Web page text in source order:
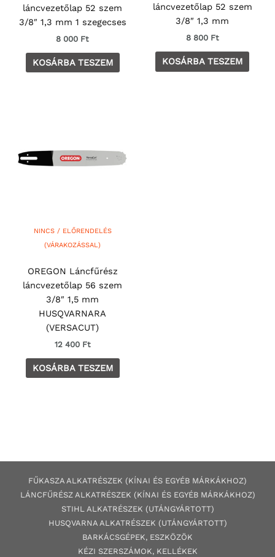
láncvezetőlap 52 szem
3/8″ 1,3 mm 1 szegecses
8 000 Ft
KOSÁRBA TESZEM
láncvezetőlap 52 szem
3/8″ 1,3 mm
8 800 Ft
KOSÁRBA TESZEM
NINCS / ELŐRENDELÉS
(VÁRAKOZÁSSAL)
OREGON Láncfűrész
láncvezetőlap 56 szem
3/8″ 1,5 mm
HUSQVARNARA
(VERSACUT)
12 400 Ft
KOSÁRBA TESZEM
FŰKASZA ALKATRÉSZEK (KÍNAI ÉS EGYÉB MÁRKÁKHOZ)
LÁNCFŰRÉSZ ALKATRÉSZEK (KÍNAI ÉS EGYÉB MÁRKÁKHOZ)
STIHL ALKATRÉSZEK (UTÁNGYÁRTOTT)
HUSQVARNA ALKATRÉSZEK (UTÁNGYÁRTOTT)
BARKÁCSGÉPEK, ESZKÖZÖK
KÉZI SZERSZÁMOK, KELLÉKEK